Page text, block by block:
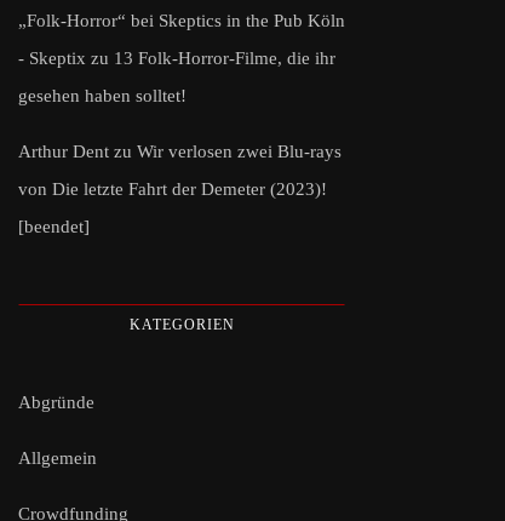
„Folk-Horror“ bei Skeptics in the Pub Köln
- Skeptix zu 13 Folk-Horror-Filme, die ihr
gesehen haben solltet!
Arthur Dent zu Wir verlosen zwei Blu-rays
von Die letzte Fahrt der Demeter (2023)!
[beendet]
KATEGORIEN
Abgründe
Allgemein
Crowdfunding